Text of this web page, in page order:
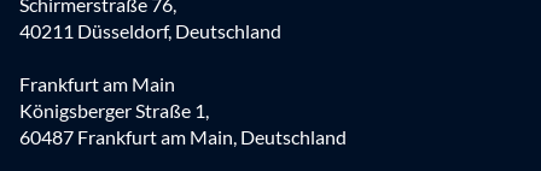
Schirmerstraße 76,
40211 Düsseldorf, Deutschland
Frankfurt am Main
Königsberger Straße 1,
60487 Frankfurt am Main, Deutschland